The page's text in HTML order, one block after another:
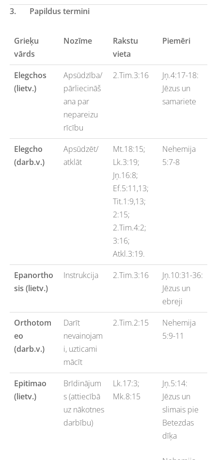
3. Papildus termini
Grieķu
vārds
Nozīme
Rakstu
vieta
Piemēri
Elegchos
(lietv.)
Apsūdzība/
pārliecināš
ana par
nepareizu
rīcību
2.Tim.3:16
Jņ.4:17-18:
Jēzus un
samariete
Elegcho
(darb.v.)
Apsūdzēt/
atklāt
Mt.18:15;
Lk.3:19;
Jņ.16:8;
Ef.5:11,13;
Tit.1:9,13;
2:15;
2.Tim.4:2;
3:16;
Atkl.3:19.
Nehemija
5:7-8
Epanortho
sis (lietv.)
Instrukcija 2.Tim.3:16
Jņ.10:31-36:
Jēzus un
ebreji
Orthotom
eo
(darb.v.)
Darīt
nevainojam
i, uzticami
mācīt
2.Tim.2:15
Nehemija
5:9-11
Epitimao
(lietv.)
Brīdinājum
s (attiecībā
uz nākotnes
darbību)
Lk.17:3;
Mk.8:15
Jņ.5:14:
Jēzus un
slimais pie
Betezdas
dīķa